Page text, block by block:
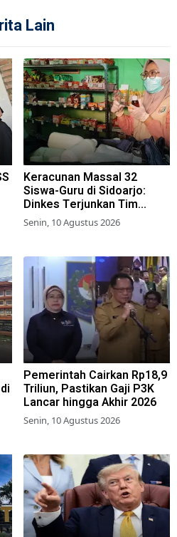
Lain
Keracunan Massal 32
Siswa-Guru di Sidoarjo:
Dinkes Terjunkan Tim
Epidemiologi, Kantin
Sekolah Ditutup
Senin, 10 Agustus 2026
Pemerintah Cairkan Rp18,9
Triliun, Pastikan Gaji P3K
Lancar hingga Akhir 2026
Senin, 10 Agustus 2026